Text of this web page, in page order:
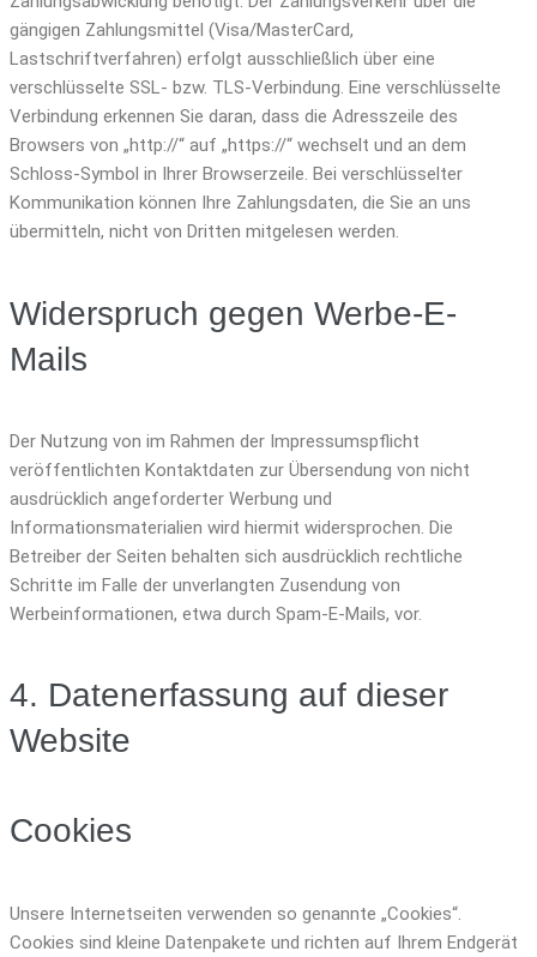
gängigen Zahlungsmittel (Visa/MasterCard,
Lastschriftverfahren) erfolgt ausschließlich über eine
verschlüsselte SSL- bzw. TLS-Verbindung. Eine verschlüsselte
Verbindung erkennen Sie daran, dass die Adresszeile des
Browsers von „http://“ auf „https://“ wechselt und an dem
Schloss-Symbol in Ihrer Browserzeile. Bei verschlüsselter
Kommunikation können Ihre Zahlungsdaten, die Sie an uns
übermitteln, nicht von Dritten mitgelesen werden.
Widerspruch gegen Werbe-E-
Mails
Der Nutzung von im Rahmen der Impressumspflicht
veröffentlichten Kontaktdaten zur Übersendung von nicht
ausdrücklich angeforderter Werbung und
Informationsmaterialien wird hiermit widersprochen. Die
Betreiber der Seiten behalten sich ausdrücklich rechtliche
Schritte im Falle der unverlangten Zusendung von
Werbeinformationen, etwa durch Spam-E-Mails, vor.
4. Datenerfassung auf dieser
Website
Cookies
Unsere Internetseiten verwenden so genannte „Cookies“.
Cookies sind kleine Datenpakete und richten auf Ihrem Endgerät